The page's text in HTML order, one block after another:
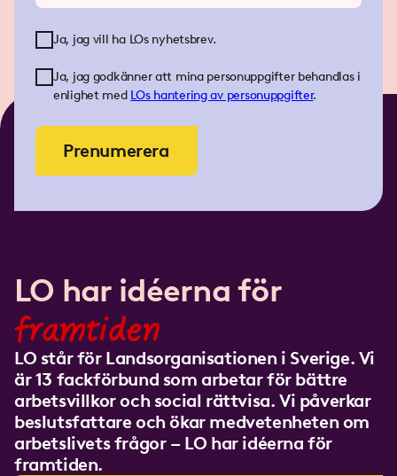
Ja, jag vill ha LOs nyhetsbrev.
Ja, jag godkänner att mina personuppgifter behandlas i
enlighet med LOs hantering av personuppgifter.
Prenumerera
LO har idéerna för
framtiden
LO står för Landsorganisationen i Sverige. Vi
är 13 fackförbund som arbetar för bättre
arbetsvillkor och social rättvisa. Vi påverkar
beslutsfattare och ökar medvetenheten om
arbetslivets frågor – LO har idéerna för
framtiden.